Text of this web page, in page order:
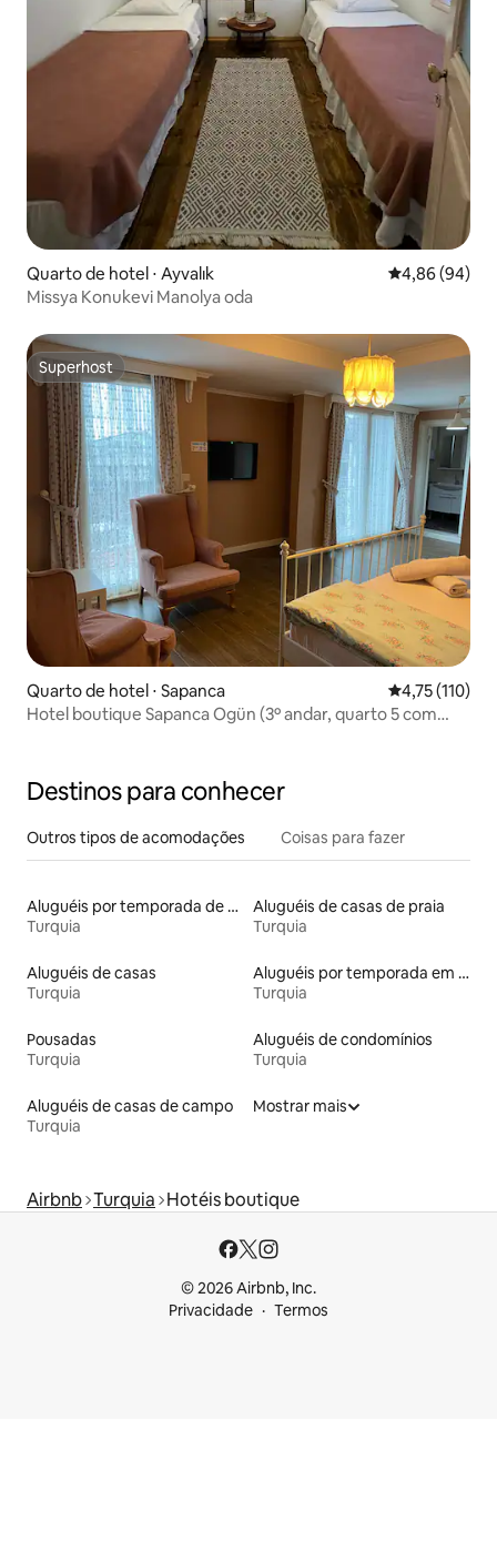
Quarto de hotel ⋅ Ayvalık 4,86 de uma
4,86 (94)
Missya Konukevi Manolya oda
Superhost
Superhost
Quarto de hotel ⋅ Sapanca 4,75 de uma
4,75 (110)
Hotel boutique Sapanca Ogün (3º andar, quarto 5 com
Destinos para conhecer
Outros tipos de acomodações Coisas para fazer
Aluguéis por temporada de acomodações de luxo
Turquia
Aluguéis de casas de praia
Turquia
Aluguéis de casas
Turquia
Aluguéis por temporada em resorts
Turquia
Pousadas
Turquia
Aluguéis de condomínios
Turquia
Aluguéis de casas de campo
Turquia
Mostrar mais
Airbnb Turquia Hotéis boutique
© 2026 Airbnb, Inc.
Privacidade
Termos